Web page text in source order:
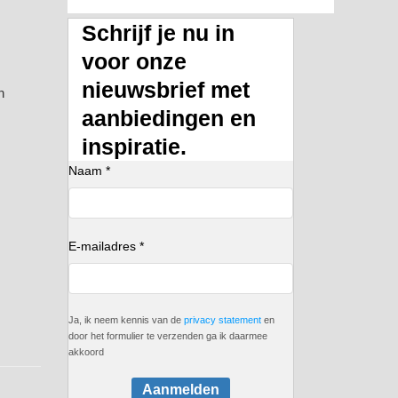
Schrijf je nu in
voor onze
nieuwsbrief met
aanbiedingen en
inspiratie.
Naam *
E-mailadres *
Ja, ik neem kennis van de privacy statement en
door het formulier te verzenden ga ik daarmee
akkoord
Aanmelden